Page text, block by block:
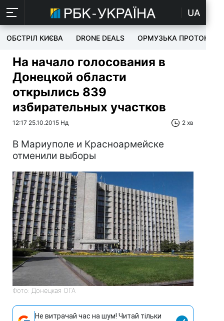
UA
ОБСТРІЛ КИЄВА DRONE DEALS ОРМУЗЬКА ПРОТОКА
На начало голосования в
Донецкой области
открылись 839
избирательных участков
12:17 25.10.2015 Нд 2 хв
В Мариуполе и Красноармейске
отменили выборы
Фото: Донецкая ОГА
Не витрачай час на шум! Читай тільки